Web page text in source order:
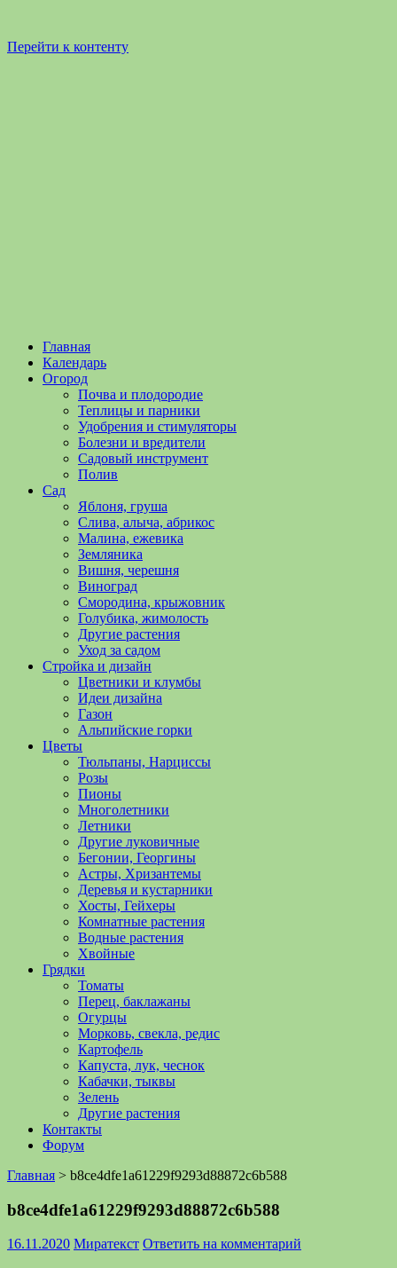
Перейти к контенту
Садоводство
Огородничество
Садоводство
огородничество
полезные
уходу
овощами,
растениями
Поможем
обустройстве
выращивании
Главная
Календарь
Огород
Почва и плодородие
Теплицы и парники
Удобрения и стимуляторы
Болезни и вредители
Садовый инструмент
Полив
Сад
Яблоня, груша
Слива, алыча, абрикос
Малина, ежевика
Земляника
Вишня, черешня
Виноград
Смородина, крыжовник
Голубика, жимолость
Другие растения
Уход за садом
Стройка и дизайн
Цветники и клумбы
Идеи дизайна
Газон
Альпийские горки
Цветы
Тюльпаны, Нарциссы
Розы
Пионы
Многолетники
Летники
Другие луковичные
Бегонии, Георгины
Астры, Хризантемы
Деревья и кустарники
Хосты, Гейхеры
Комнатные растения
Водные растения
Хвойные
Грядки
Томаты
Перец, баклажаны
Огурцы
Морковь, свекла, редис
Картофель
Капуста, лук, чеснок
Кабачки, тыквы
Зелень
Другие растения
Контакты
Форум
Главная > b8ce4dfe1a61229f9293d88872c6b588
b8ce4dfe1a61229f9293d88872c6b588
16.11.2020 Миратекст Ответить на комментарий